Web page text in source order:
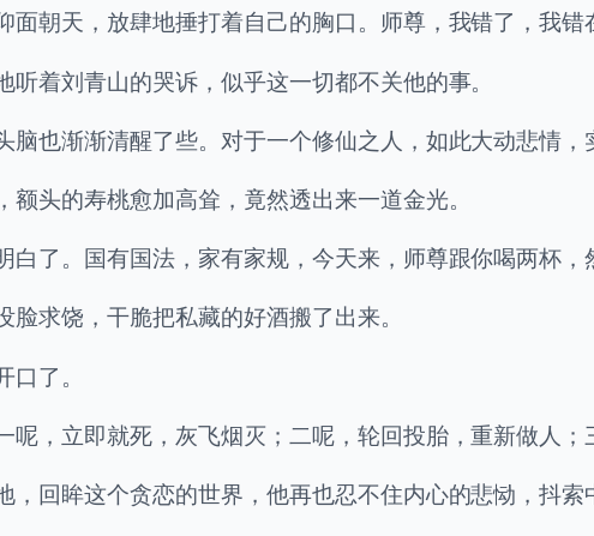
面朝天，放肆地捶打着自己的胸口。师尊，我错了，我
着刘青山的哭诉，似乎这一切都不关他的事。
脑也渐渐清醒了些。对于一个修仙之人，如此大动悲情，
头的寿桃愈加高耸，竟然透出来一道金光。
白了。国有国法，家有家规，今天来，师尊跟你喝两杯，
求饶，干脆把私藏的好酒搬了出来。
了。
呢，立即就死，灰飞烟灭；二呢，轮回投胎，重新做人；
，回眸这个贪恋的世界，他再也忍不住内心的悲恸，抖索